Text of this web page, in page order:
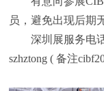
员，避免出现后期
深圳展服务电
szhztong ( 备注